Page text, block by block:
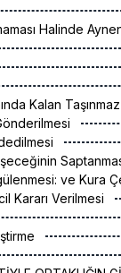
Halinde
Kalan Taşınmaz
ve Kura
Kararı Verilmesi